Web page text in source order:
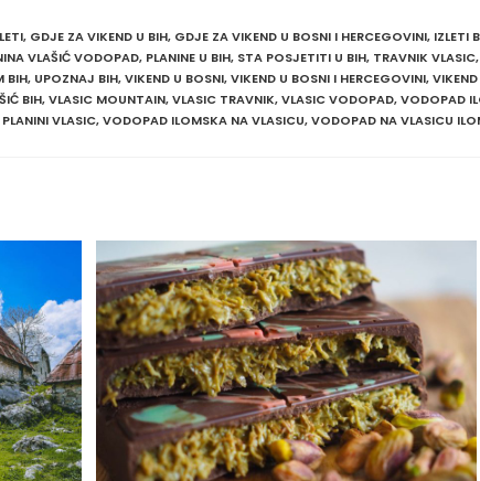
, GDJE ZA VIKEND U BIH, GDJE ZA VIKEND U BOSNI I HERCEGOVINI, IZLETI
VLAŠIĆ VODOPAD, PLANINE U BIH, STA POSJETITI U BIH, TRAVNIK VLASIC,
BIH, UPOZNAJ BIH,VIKEND U BOSNI,VIKEND U BOSNI I HERCEGOVINI,
BIH,VLASIC MOUNTAIN,VLASIC TRAVNIK,VLASIC VODOPAD,VODOPAD
VLASIC,VODOPAD ILOMSKA NA VLASICU,VODOPAD NA VLASICU